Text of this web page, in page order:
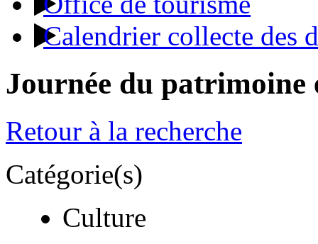
Calendrier collecte des
Journée du patrimoine
Retour à la recherche
Catégorie(s)
Culture